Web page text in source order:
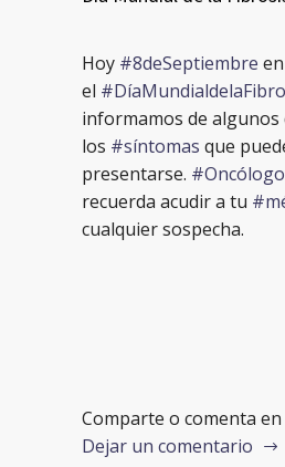
Hoy #8deSeptiembre en
el
informamos de algunos
los #síntomas que
presentarse.
recuerda acudir a tu
cualquier sospecha.
Comparte o comenta en
Dejar un comentario